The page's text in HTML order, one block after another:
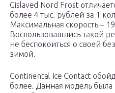
Gislaved Nord Frost
более 4 тыс. рублей за 1
Максимальная скорость –
Воспользовавшись такой
не беспокоиться о своей
зимой.
Continental Ice Contact
более. Данная модель была